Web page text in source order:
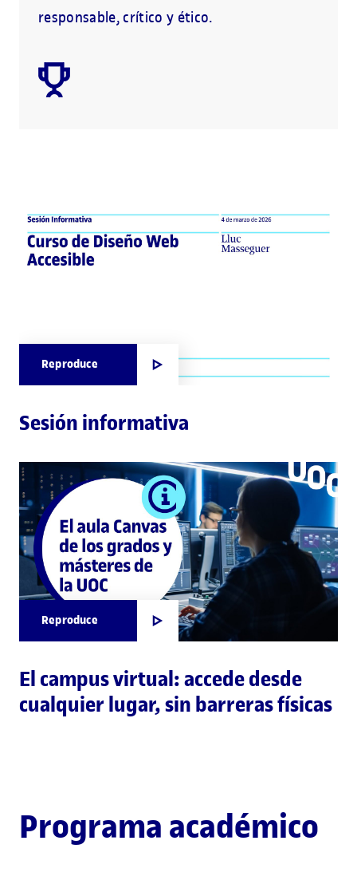
responsable, crítico y ético.
Reproduce
Sesión informativa
Reproduce
El campus virtual: accede desde
cualquier lugar, sin barreras físicas
Programa académico